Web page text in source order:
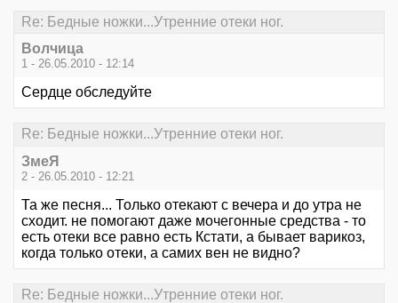
Re: Бедные ножки...Утренние отеки ног.
Волчица
1 - 26.05.2010 - 12:14
Сердце обследуйте
Re: Бедные ножки...Утренние отеки ног.
ЗмеЯ
2 - 26.05.2010 - 12:21
Та же песня... Только отекают с вечера и до утра не
сходит. не помогают даже мочегонные средства - то
есть отеки все равно есть Кстати, а бывает варикоз,
когда только отеки, а самих вен не видно?
Re: Бедные ножки...Утренние отеки ног.